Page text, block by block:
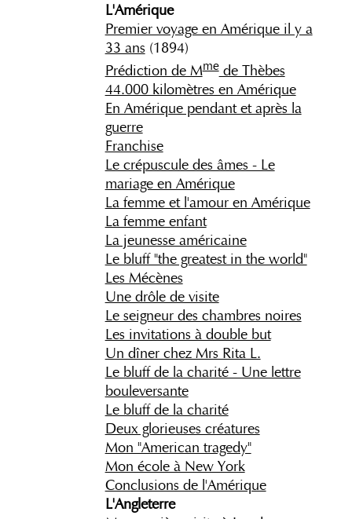
L'Amérique
Premier voyage en Amérique il y a
33 ans (1894)
Prédiction de Mmede Thèbes
44.000 kilomètres en Amérique
En Amérique pendant et après la
guerre
Franchise
Le crépuscule des âmes - Le
mariage en Amérique
La femme et l'amour en Amérique
La femme enfant
La jeunesse américaine
Le bluff "the greatest in the world"
Les Mécènes
Une drôle de visite
Le seigneur des chambres noires
Les invitations à double but
Un dîner chez Mrs Rita L.
Le bluff de la charité - Une lettre
bouleversante
Le bluff de la charité
Deux glorieuses créatures
Mon "American tragedy"
Mon école à New York
Conclusions de l'Amérique
L'Angleterre